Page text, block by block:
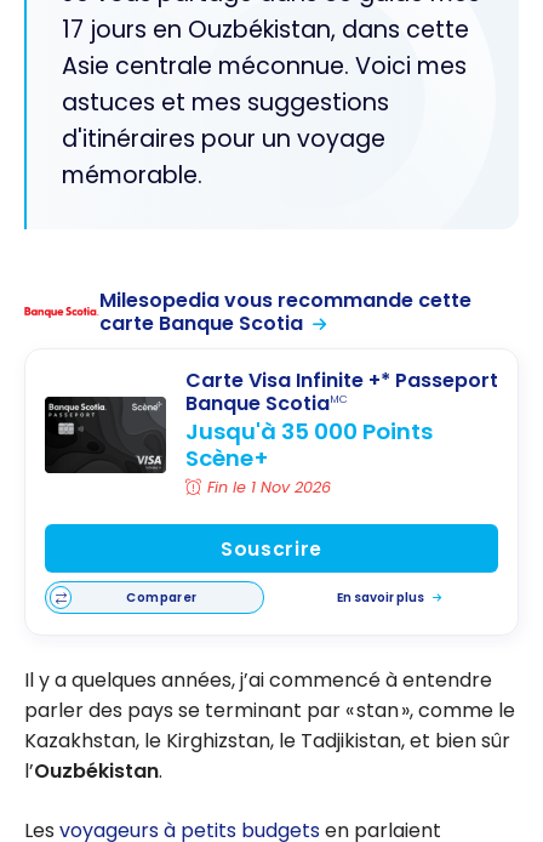
17 jours en Ouzbékistan, dans cette
Asie centrale méconnue. Voici mes
astuces et mes suggestions
d'itinéraires pour un voyage
mémorable.
Milesopedia vous recommande cette
carte Banque Scotia
Carte Visa Infinite +* Passeport
Banque ScotiaMC
Jusqu'à 35 000 Points
Scène+
Fin le 1 Nov 2026
Souscrire
Comparer En savoir plus
Il y a quelques années, j’ai commencé à entendre
parler des pays se terminant par « stan », comme le
Kazakhstan, le Kirghizstan, le Tadjikistan, et bien sûr
l’Ouzbékistan.
Les voyageurs à petits budgetsen parlaient